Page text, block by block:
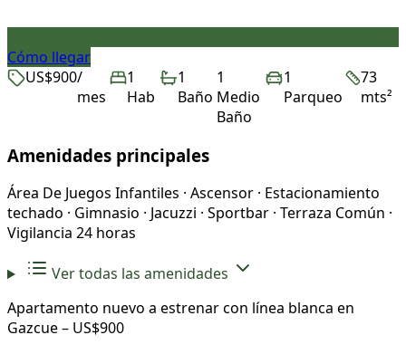
Cómo llegar
US$900/
mes
1
Hab
1
Baño
1
Medio
Baño
1
Parqueo
73
mts²
Amenidades principales
Área De Juegos Infantiles · Ascensor · Estacionamiento
techado · Gimnasio · Jacuzzi · Sportbar · Terraza Común ·
Vigilancia 24 horas
Ver todas las amenidades
Apartamento nuevo a estrenar con línea blanca en
Gazcue – US$900